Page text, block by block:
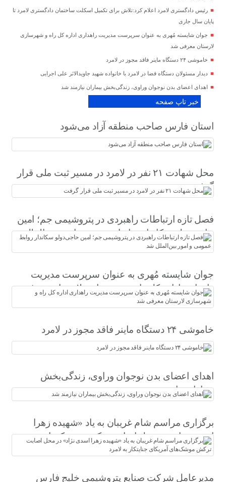
رئیس دادگستری لامرد اعلام کرد:تلاش برای تکمیل اسکلت ساختمان دادگستری لامرد تا
پایان سال جاری
جوان شایسته مُهری به عنوان سرپرست مدیریت راهداری اداره کل راه و شهرسازی
لارستان معرفی شد
خاموشی ۲۴ دستگاه ماینر فاقد مجوز در لامرد
دیدار مسئولان دستگاه قضا در لامرد با خانواده شهید جاویدالاثر علی اجرایی
اهدای اعضای بدن نوجوان وراوی، زندگی‌بخش بیماران نیازمند شد
خبر تاپ صفحه
استان فارس صاحب منطقه آزاد می‌شود
محل شهادت ۲۱ نفر در لامرد در مسیر ثبت ملی قرار
گرفت
فصل تازه ارتباطات راهبردی در پتروشیمی جم؛ امین
حاجی‌دولو سکاندار روابط عمومی و امور بین‌الملل
شد
جوان شایسته مُهری به عنوان سرپرست مدیریت
راهداری اداره کل راه و شهرسازی لارستان معرفی
شد
خاموشی ۲۴ دستگاه ماینر فاقد مجوز در لامرد
اهدای اعضای بدن نوجوان وراوی، زندگی‌بخش
بیماران نیازمند شد
برگزاری مراسم شام غریبان به یاد «شهیده زهرا
اسدی نژاد» در محل اصابت ترکش موشک‌های
آمریکای جنایتکار به لامرد
مدیرعامل شرکت صنایع پتروشیمی خلیج فارس